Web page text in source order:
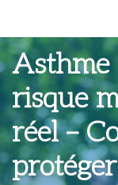
Asthme
risque
réel –